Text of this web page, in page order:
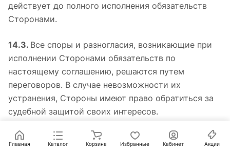
действует до полного исполнения обязательств
Сторонами.
14.3. Все споры и разногласия, возникающие при
исполнении Сторонами обязательств по
настоящему соглашению, решаются путем
переговоров. В случае невозможности их
устранения, Стороны имеют право обратиться за
судебной защитой своих интересов.
14.4.
Продавец оставляет за собой право
Главная Каталог Корзина Избранные Кабинет Акции